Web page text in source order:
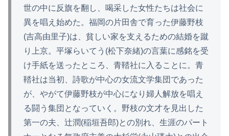
世の中に反旗を翻し、喝采した女性たちは社会に
異を唱え始めた。福岡の片田舎で育った伊藤野枝
(吉高由里子)は、貧しい家を支えるための結婚を蹴
り上京。平塚らいてう(松下奈緒)の言葉に感銘を受
け手紙を送ったところ、青鞜社に入ることに。青
鞜社は当初、詩歌が中心の女流文学集団であった
が、やがて伊藤野枝が中心になり婦人解放を唱え
る闘う集団となっていく。野枝の文才を見出した
第一の夫、辻潤(稲垣吾郎)との別れ、生涯のパート